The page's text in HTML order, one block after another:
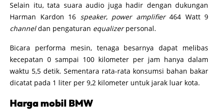
Selain itu, tata suara audio juga hadir dengan dukungan
Harman Kardon 16 speaker, power amplifier464 Watt 9
channeldan pengaturan equalizerpersonal.
Bicara performa mesin, tenaga besarnya dapat melibas
kecepatan 0 sampai 100 kilometer per jam hanya dalam
waktu 5,5 detik. Sementara rata-rata konsumsi bahan bakar
dicatat pada 1 liter per 9,2 kilometer untuk jarak luar kota.
Harga mobil BMW